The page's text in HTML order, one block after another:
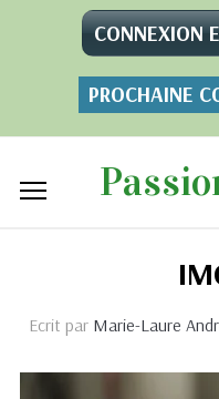
CONNEXION
PROCHAINE
Ecrit par Marie-Laure